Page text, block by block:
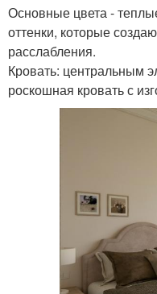
Основные цвета -
оттенки, которые
расслабления.
Кровать: центральным
роскошная кровать с